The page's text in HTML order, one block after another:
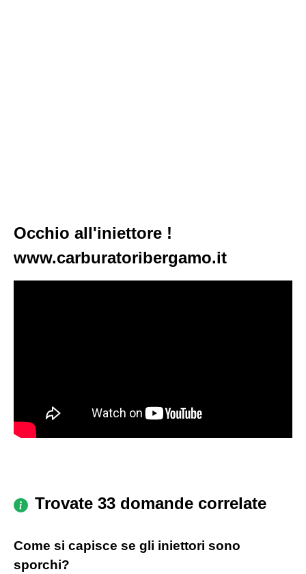
Occhio all'iniettore !
www.carburatoribergamo.it
Trovate 33 domande correlate
Come si capisce se gli iniettori sono
sporchi?